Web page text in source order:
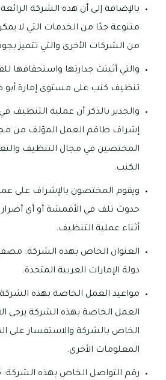
بالإضافة إلى أن هذه الشركة
متنوعة جدًا من الخدمات التي لا
من الشركات الأخرى والتي تتميز
والتي أثبتت جدارتها
تنظيف كنب على مستوى إمارة أبو
والجدير بالذكر أن عملية التنظيف
إشراف طاقم العمل المؤلف من
المختصين في مجال التنظيف
الكنب.
ويقوم المختصون بالإشراف على
حدوث تلف في الأقمشة أو أي أضرار
أثناء عملية التنظيف.
العنوان الخاص بهذه الشركة:
دولة الإمارات العربية المتحدة.
مواعيد العمل الخاصة بهذه
العمل الخاصة بهذه الشركة يرجى
الخاص بالشركة والاستفسار على
المعلومات الأخرى.
رقم التواصل الخاص بهذه الشركة: 5326 566 050.